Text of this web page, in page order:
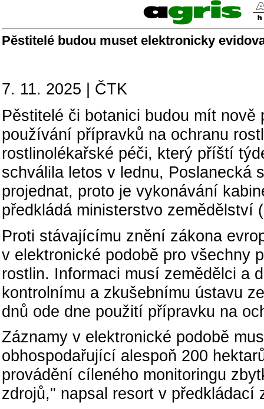
Pěstitelé budou muset elektronicky
7. 11. 2025 | ČTK
Pěstitelé či botanici budou mít
používání přípravků na ochranu
rostlinolékařské péči, který příští
schválila letos v lednu, Poslanecká
projednat, proto je vykonávání
předkládá ministerstvo zemědělství
Proti stávajícímu znění zákona
v elektronické podobě pro všechny
rostlin. Informaci musí zemědělci a
kontrolnímu a zkušebnímu ústavu
dnů ode dne použití přípravku na
Záznamy v elektronické podobě
obhospodařující alespoň 200
provádění cíleného monitoringu
zdrojů," napsal resort v předkládací